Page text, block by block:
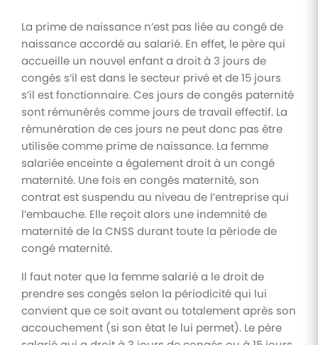
La prime de naissance n’est pas liée au congé de
naissance accordé au salarié. En effet, le père qui
accueille un nouvel enfant a droit à 3 jours de
congés s’il est dans le secteur privé et de 15 jours
s’il est fonctionnaire. Ces jours de congés paternité
sont rémunérés comme jours de travail effectif. La
rémunération de ces jours ne peut donc pas être
utilisée comme prime de naissance. La femme
salariée enceinte a également droit à un congé
maternité. Une fois en congés maternité, son
contrat est suspendu au niveau de l’entreprise qui
l’embauche. Elle reçoit alors une indemnité de
maternité de la CNSS durant toute la période de
congé maternité.
Il faut noter que la femme salarié a le droit de
prendre ses congés selon la périodicité qui lui
convient que ce soit avant ou totalement après son
accouchement (si son état le lui permet). Le père